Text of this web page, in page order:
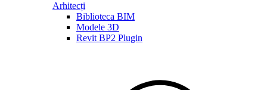
Arhitecți
Biblioteca BIM
Modele 3D
Revit BP2 Plugin